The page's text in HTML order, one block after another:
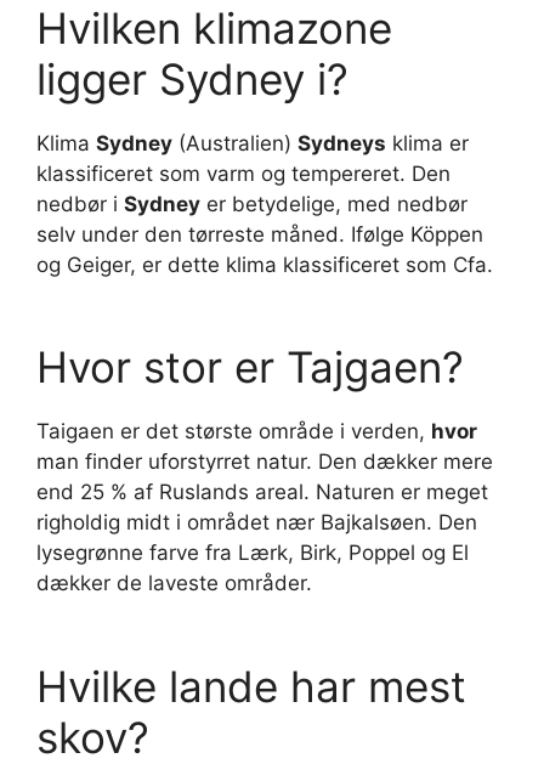
Hvilken klimazone
ligger Sydney i?
Klima Sydney (Australien) Sydneys klima er
klassificeret som varm og tempereret. Den
nedbør i Sydney er betydelige, med nedbør
selv under den tørreste måned. Ifølge Köppen
og Geiger, er dette klima klassificeret som Cfa.
Hvor stor er Tajgaen?
Taigaen er det største område i verden, hvor
man finder uforstyrret natur. Den dækker mere
end 25 % af Ruslands areal. Naturen er meget
righoldig midt i området nær Bajkalsøen. Den
lysegrønne farve fra Lærk, Birk, Poppel og El
dækker de laveste områder.
Hvilke lande har mest
skov?